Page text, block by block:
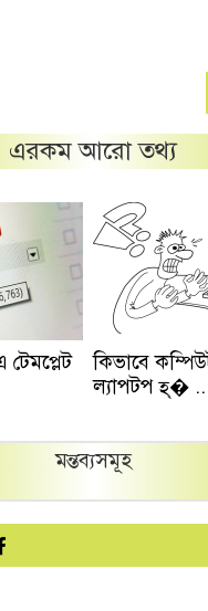
এরকম আরো তথ্য
কিভাবে
ল্যাপটপ হ্� ..
মন্তব্যসমূহ